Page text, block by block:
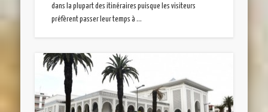
dans la plupart des itinéraires puisque les visiteurs
préfèrent passer leur temps à …